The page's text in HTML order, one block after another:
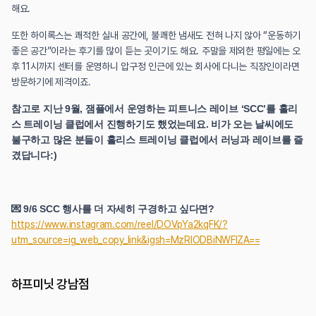
해요.
또한 하이록스는 쾌적한 실내 공간에, 불쾌한 냄새도 전혀 나지 않아 “운동하기
좋은 공간”이라는 후기를 많이 듣는 곳이기도 해요. 주말을 제외한 평일에는 오
후 11시까지 센터를 운영하니 압구정 인근에 있는 회사에 다니는 직장인이라면
방문하기에 제격이죠.
참고로 지난 9월, 잼플에서 운영하는 피트니스 레이브 ‘SCC’를 홀리
스 트레이닝 클럽에서 진행하기도 했었는데요. 비가 오는 날씨에도
불구하고 많은 분들이 홀리스 트레이닝 클럽에서 러닝과 레이브를 즐
겼답니다:)
https://www.instagram.com/reel/DOVpYa2kqFK/?
utm_source=ig_web_copy_link&igsh=MzRlODBiNWFlZA==
하프미닛 강남점